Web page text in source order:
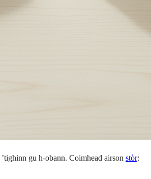
gu h-obann. Coimhead airson stòr: